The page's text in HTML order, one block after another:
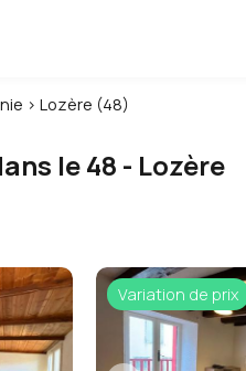
›Lozère (48)
le 48 - Lozère
Variation de prix